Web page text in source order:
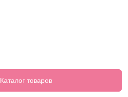
Каталог товаров